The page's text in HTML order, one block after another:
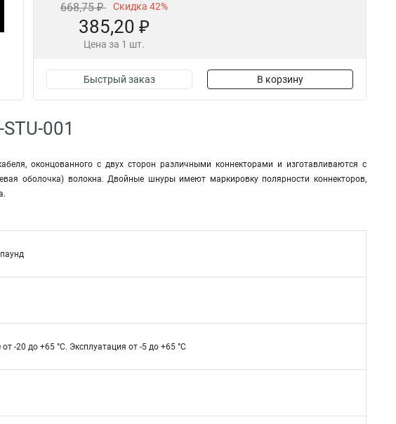
668,75 ₽ Скидка 42%
385,20 ₽
Цена за 1 шт.
Быстрый заказ В корзину
001
оконцованного с двух сторон различными коннекторами и изготавливаются с
оболочка) волокна. Двойные шнуры имеют маркировку полярности коннекторов,
-20 до +65 °C. Эксплуатация от -5 до +65 °C